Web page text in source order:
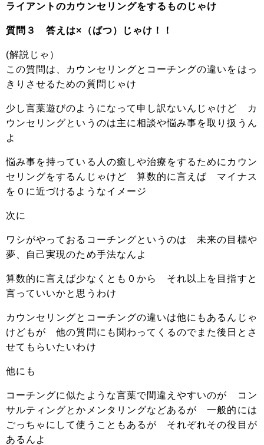
ライアントのカウンセリングをするものじゃけ
質問３ 答えは×（ばつ）じゃけ！！
(解説じゃ）
この質問は、カウンセリングとコーチングの違いをはっ
きりさせるための質問じゃけ
少し言葉遊びのようになって申し訳ないんじゃけど カ
ウンセリングというのは主に相談や悩み事を取り扱うん
よ
悩み事を持っている人の癒しや治療をするためにカウン
セリングをするんじゃけど 算数的に言えば マイナス
を０に近づけるようなイメージ
次に
ワシがやっておるコーチングというのは 未来の目標や
夢、自己実現のため手法なんよ
算数的に言えば少なくとも０から それ以上を目指すと
言っていいかと思うわけ
カウンセリングとコーチングの違いは他にもあるんじゃ
けどもが 他の質問にも関わってくるのでまた後日とさ
せてもらいたいわけ
他にも
コーチングに似たような言葉で間違えやすいのが コン
サルティングとかメンタリングなどあるが 一般的には
ごっちゃにして使うこともあるが それぞれその役目が
あるんよ